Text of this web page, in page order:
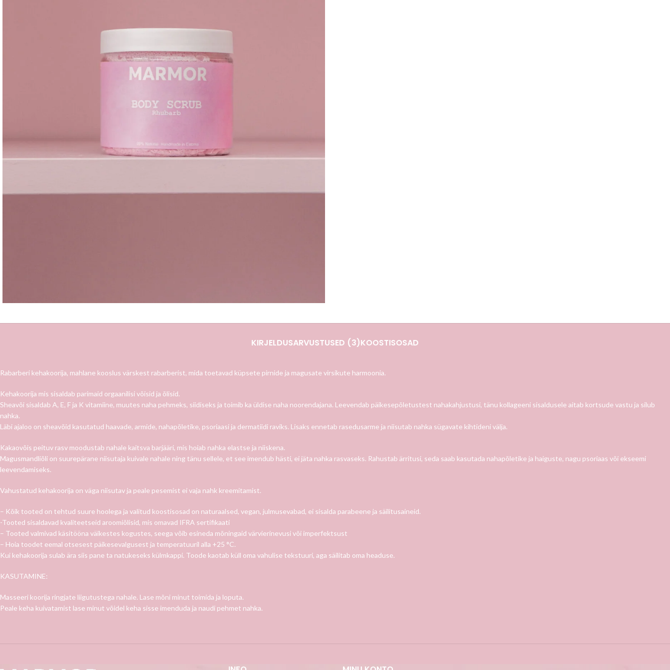
KIRJELDUSARVUSTUSED (3)KOOSTISOSAD
Rabarberi kehakoorija, mahlane kooslus värskest rabarberist, mida toetavad küpsete pirnide ja magusate virsikute harmoonia.
Kehakoorija mis sisaldab parimaid orgaanilisi võisid ja õlisid.
Sheavõi sisaldab A, E, F ja K vitamiine, muutes naha pehmeks, siidiseks ja toimib ka üldise naha noorendajana. Leevendab päikesepõletustest nahakahjustusi, tänu kollageeni sisaldusele aitab kortsude vastu ja silub
nahka.
Läbi ajaloo on sheavõid kasutatud haavade, armide, nahapõletike, psoriaasi ja dermatiidi raviks. Lisaks ennetab rasedusarme ja niisutab nahka sügavate kihtideni välja.
Kakaovõis peituv rasv moodustab nahale kaitsva barjääri, mis hoiab nahka elastse ja niiskena.
Magusmandliõli on suurepärane niisutaja kuivale nahale ning tänu sellele, et see imendub hästi, ei jäta nahka rasvaseks. Rahustab ärritusi, seda saab kasutada nahapõletike ja haiguste, nagu psoriaas või ekseemi
leevendamiseks.
Vahustatud kehakoorija on väga niisutav ja peale pesemist ei vaja nahk kreemitamist.
– Kõik tooted on tehtud suure hoolega ja valitud koostisosad on naturaalsed, vegan, julmusevabad, ei sisalda parabeene ja säilitusaineid.
-Tooted sisaldavad kvaliteetseid aroomiõlisid, mis omavad IFRA sertifikaati
– Tooted valmivad käsitööna väikestes kogustes, seega võib esineda mõningaid värvierinevusi või imperfektsust
– Hoia toodet eemal otsesest päikesevalgusest ja temperatuuril alla +25 °C.
Kui kehakoorija sulab ära siis pane ta natukeseks külmkappi. Toode kaotab küll oma vahulise tekstuuri, aga säilitab oma headuse.
KASUTAMINE:
Masseeri koorija ringjate liigutustega nahale. Lase mõni minut toimida ja loputa.
Peale keha kuivatamist lase minut võidel keha sisse imenduda ja naudi pehmet nahka.